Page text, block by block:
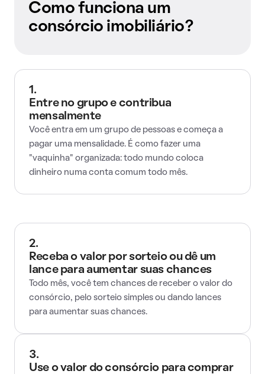
Como funciona um
consórcio imobiliário?
1.
Entre no grupo e contribua
mensalmente
Você entra em um grupo de pessoas e começa a
pagar uma mensalidade. É como fazer uma
"vaquinha" organizada: todo mundo coloca
dinheiro numa conta comum todo mês.
2.
Receba o valor por sorteio ou dê um
lance para aumentar suas chances
Todo mês, você tem chances de receber o valor do
consórcio, pelo sorteio simples ou dando lances
para aumentar suas chances.
3.
Use o valor do consórcio para comprar